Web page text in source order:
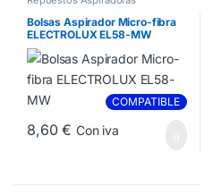
Bolsas Aspirador Micro-fibra
ELECTROLUX EL58-MW
COMPATIBLE
8,60€ Con iva